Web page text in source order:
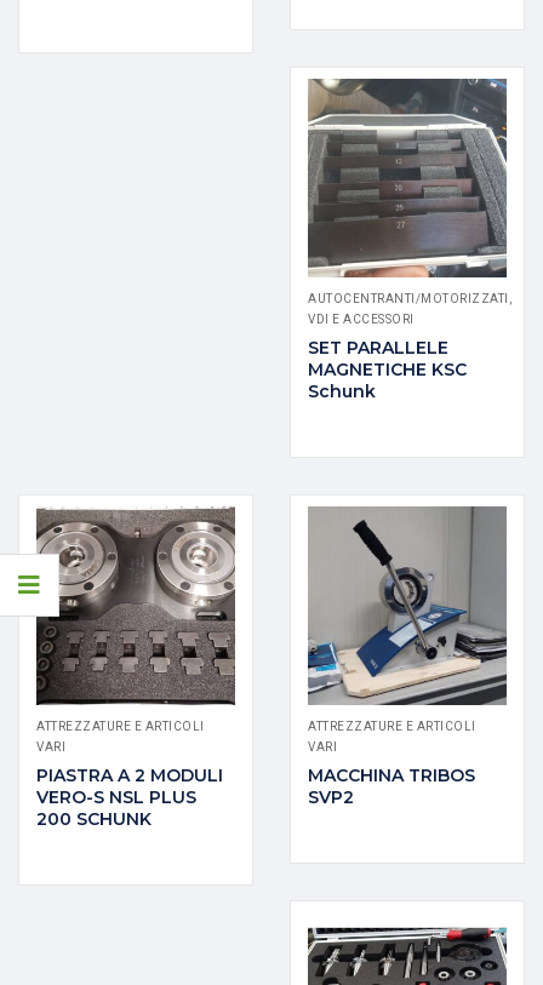
AUTOCENTRANTI/MOTORIZZATI,
VDI E ACCESSORI
SET PARALLELE
MAGNETICHE KSC
Schunk
ATTREZZATURE E ARTICOLI
VARI
PIASTRA A 2 MODULI
VERO-S NSL PLUS
200 SCHUNK
ATTREZZATURE E ARTICOLI
VARI
MACCHINA TRIBOS
SVP2